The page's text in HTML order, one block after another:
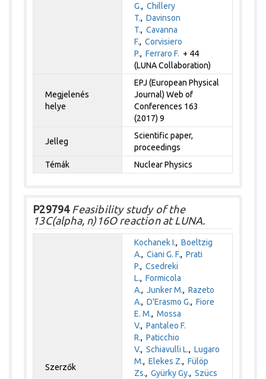
G.,Chillery
T.,Davinson
T.,Cavanna
F.,Corvisiero
P.,Ferraro F. + 44
(LUNA Collaboration)
Megjelenés
helye
EPJ (European Physical
Journal) Web of
Conferences 163
(2017) 9
Jelleg
Scientific paper,
proceedings
Témák
Nuclear Physics
P29794Feasibility study of the
13C(alpha, n)16O reaction at LUNA.
Szerzők
Kochanek I.,Boeltzig
A.,Ciani G. F.,Prati
P.,Csedreki
L.,Formicola
A.,Junker M.,Razeto
A.,D'Erasmo G.,Fiore
E. M.,Mossa
V.,Pantaleo F.
R.,Paticchio
V.,Schiavulli L.,Lugaro
M.,Elekes Z.,Fülöp
Zs.,Gyürky Gy.,Szücs